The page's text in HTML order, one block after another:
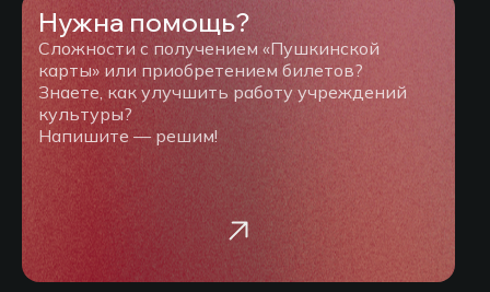
Нужна помощь?
Сложности с получением «Пушкинской
карты» или приобретением билетов?
Знаете, как улучшить работу учреждений
культуры?
Напишите — решим!